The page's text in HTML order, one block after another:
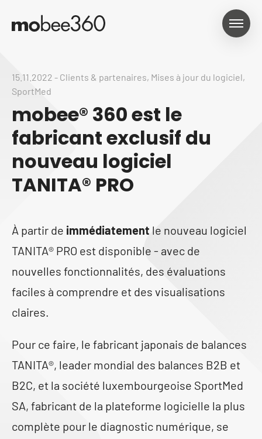
15.11.2022 - Clients & partenaires, Mises à jour du logiciel,
SportMed
mobee® 360 est le
fabricant exclusif du
nouveau logiciel
TANITA® PRO
À partir de immédiatement le nouveau logiciel
TANITA® PRO est disponible - avec de
nouvelles fonctionnalités, des évaluations
faciles à comprendre et des visualisations
claires.
Pour ce faire, le fabricant japonais de balances
TANITA®, leader mondial des balances B2B et
B2C, et la société luxembourgeoise SportMed
SA, fabricant de la plateforme logicielle la plus
complète pour le diagnostic numérique, se